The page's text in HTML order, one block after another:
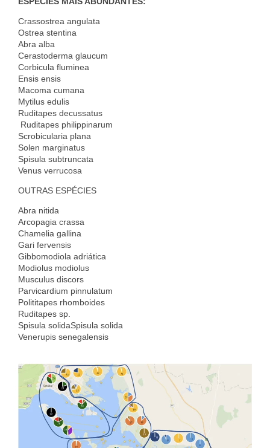
Crassostrea angulata
Ostrea stentina
Abra alba
Cerastoderma glaucum
Corbicula fluminea
Ensis ensis
Macoma cumana
Mytilus edulis
Ruditapes decussatus
Ruditapes philippinarum
Scrobicularia plana
Solen marginatus
Spisula subtruncata
Venus verrucosa
OUTRAS ESPÉCIES
Abra nitida
Arcopagia crassa
Chamelia gallina
Gari fervensis
Gibbomodiola adriática
Modiolus modiolus
Musculus discors
Parvicardium pinnulatum
Polititapes rhomboides
Ruditapes sp.
Spisula solidaSpisula solida
Venerupis senegalensis